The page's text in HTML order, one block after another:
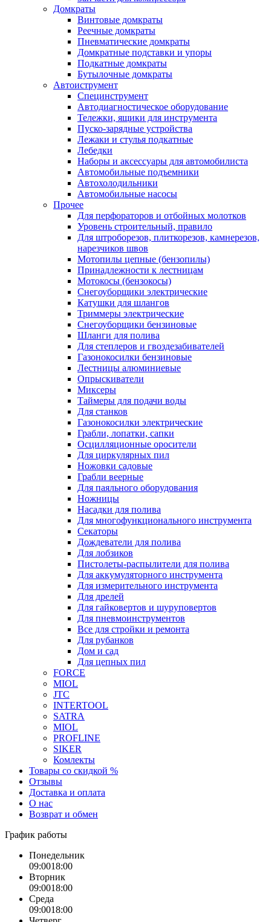
Домкраты
Винтовые домкраты
Реечные домкраты
Пневматические домкраты
Домкратные подставки и упоры
Подкатные домкраты
Бутылочные домкраты
Автоиструмент
Специнструмент
Автодиагностическое оборудование
Тележки, ящики для инструмента
Пуско-зарядные устройства
Лежаки и стулья подкатные
Лебедки
Наборы и аксессуары для автомобилиста
Автомобильные подъемники
Автохолодильники
Автомобильные насосы
Прочее
Для перфораторов и отбойных молотков
Уровень строительный, правило
Для штроборезов, плиткорезов, камнерезов,
нарезчиков швов
Мотопилы цепные (бензопилы)
Принадлежности к лестницам
Мотокосы (бензокосы)
Снегоуборщики электрические
Катушки для шлангов
Триммеры электрические
Снегоуборщики бензиновые
Шланги для полива
Для степлеров и гвоздезабивателей
Газонокосилки бензиновые
Лестницы алюминиевые
Опрыскиватели
Миксеры
Таймеры для подачи воды
Для станков
Газонокосилки электрические
Грабли, лопатки, сапки
Осцилляционные оросители
Для циркулярных пил
Ножовки садовые
Грабли веерные
Для паяльного оборудования
Ножницы
Насадки для полива
Для многофункционального инструмента
Секаторы
Дождеватели для полива
Для лобзиков
Пистолеты-распылители для полива
Для аккумуляторного инструмента
Для измерительного инструмента
Для дрелей
Для гайковертов и шуруповертов
Для пневмоинструментов
Все для стройки и ремонта
Для рубанков
Дом и сад
Для цепных пил
FORCE
MIOL
JTC
INTERTOOL
SATRA
MIOL
PROFLINE
SIKER
Комлекты
Товары со скидкой %
Отзывы
Доставка и оплата
О нас
Возврат и обмен
График работы
Понедельник
09:0018:00
Вторник
09:0018:00
Среда
09:0018:00